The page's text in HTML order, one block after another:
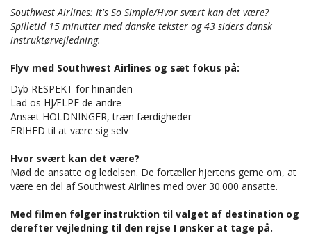
Southwest Airlines: It's So Simple/Hvor svært kan det være?
Spilletid 15 minutter med danske tekster og 43 siders dansk
instruktørvejledning.
Flyv med Southwest Airlines og sæt fokus på:
Dyb RESPEKT for hinanden
Lad os HJÆLPE de andre
Ansæt HOLDNINGER, træn færdigheder
FRIHED til at være sig selv
Hvor svært kan det være?
Mød de ansatte og ledelsen. De fortæller hjertens gerne om, at
være en del af Southwest Airlines med over 30.000 ansatte.
Med filmen følger instruktion til valget af destination og
derefter vejledning til den rejse I ønsker at tage på.